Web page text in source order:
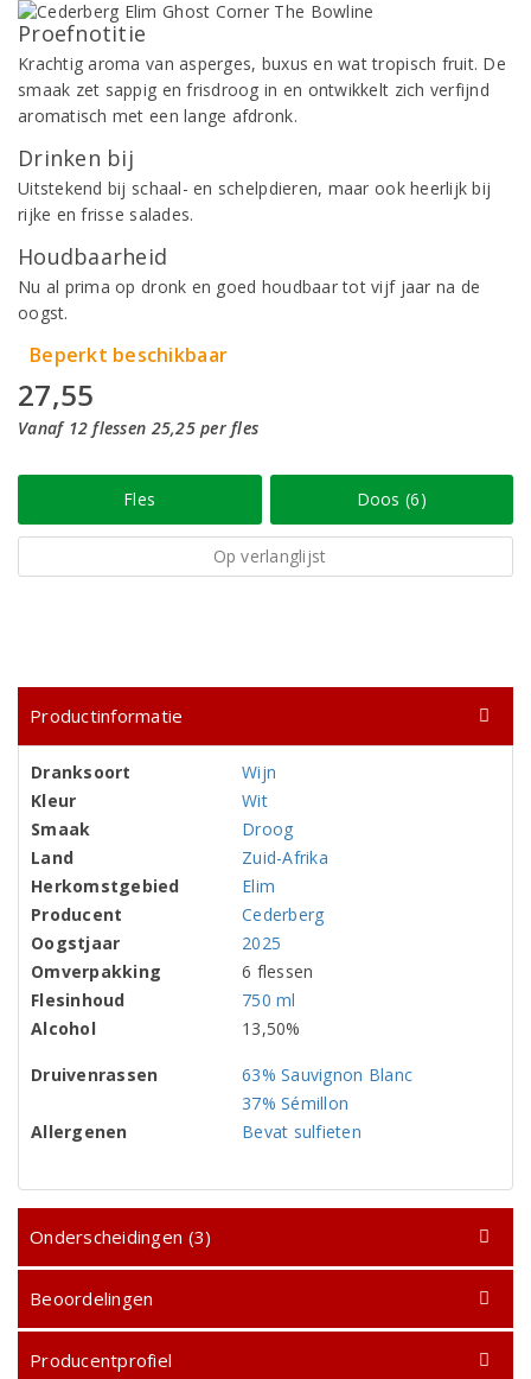
Proefnotitie
Krachtig aroma van asperges, buxus en wat tropisch fruit. De
smaak zet sappig en frisdroog in en ontwikkelt zich verfijnd
aromatisch met een lange afdronk.
Drinken bij
Uitstekend bij schaal- en schelpdieren, maar ook heerlijk bij
rijke en frisse salades.
Houdbaarheid
Nu al prima op dronk en goed houdbaar tot vijf jaar na de
oogst.
Beperkt beschikbaar
27,55
Vanaf 12 flessen 25,25 per fles
Fles Doos (6)
Op verlanglijst
Productinformatie
Dranksoort
Wijn
Kleur
Wit
Smaak
Droog
Land
Zuid-Afrika
Herkomstgebied
Elim
Producent
Cederberg
Oogstjaar
2025
Omverpakking
6 flessen
Flesinhoud
750 ml
Alcohol
13,50%
Druivenrassen
63% Sauvignon Blanc
37% Sémillon
Allergenen
Bevat sulfieten
Onderscheidingen (3)
Beoordelingen
Producentprofiel